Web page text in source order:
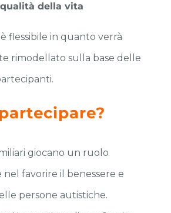
della vita
flessibile in quanto verrà
rimodellato sulla base delle
giocano un ruolo
favorire il benessere e
persone autistiche.